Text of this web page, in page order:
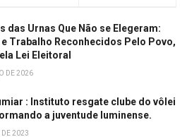
das Urnas Que Não se Elegeram:
Trabalho Reconhecidos Pelo Povo,
Lei Eleitoral
DE 2026
: Instituto resgate clube do vôlei
a juventude luminense.
2023